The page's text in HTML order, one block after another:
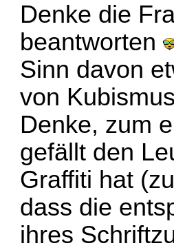
Denke die
beantworten
Sinn davon
von
Denke, zum
gefällt den
Graffiti hat
dass die
ihres